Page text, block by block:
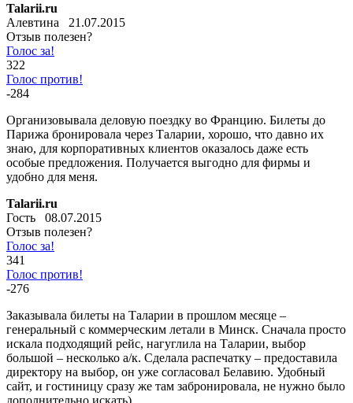
Talarii.ru
Алевтина 21.07.2015
Отзыв полезен?
Голос за!
322
Голос против!
-284
Организовывала деловую поездку во Францию. Билеты до
Парижа бронировала через Таларии, хорошо, что давно их
знаю, для корпоративных клиентов оказалось даже есть
особые предложения. Получается выгодно для фирмы и
удобно для меня.
Talarii.ru
Гость 08.07.2015
Отзыв полезен?
Голос за!
341
Голос против!
-276
Заказывала билеты на Таларии в прошлом месяце –
генеральный с коммерческим летали в Минск. Сначала просто
искала подходящий рейс, нагуглила на Таларии, выбор
большой – несколько а/к. Сделала распечатку – предоставила
директору на выбор, он уже согласовал Белавию. Удобный
сайт, и гостиницу сразу же там забронировала, не нужно было
дополнительно искать)